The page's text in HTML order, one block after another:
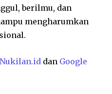
berilmu, dan
mengharumkan
Nukilan.id dan Google